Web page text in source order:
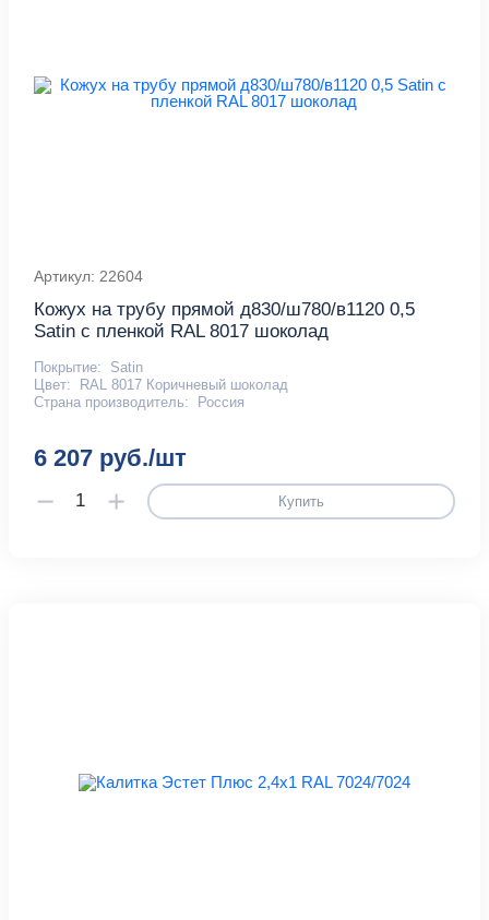
Артикул: 22604
Кожух на трубу прямой д830/ш780/в1120 0,5
Satin с пленкой RAL 8017 шоколад
Покрытие:
Satin
Цвет:
RAL 8017 Коричневый шоколад
Страна производитель:
Россия
6 207 руб./шт
Купить